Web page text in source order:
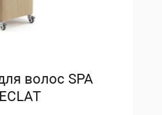
волос SPA